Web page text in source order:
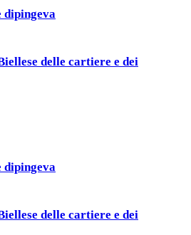
dipingeva
delle cartiere e dei
dipingeva
delle cartiere e dei